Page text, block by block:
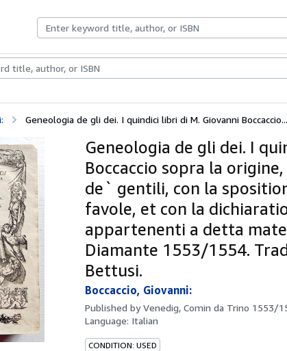
Rare BooksArt & Collectibles
Geneologia de gli dei. I quindici libri di M. Giovanni Boccaccio...
Geneologia de gli dei. I
Boccaccio sopra la
de` gentili, con la
favole, et con la
appartenenti a detta
Diamante 1553/1554.
Bettusi.
Boccaccio, Giovanni:
Published byVenedig, Comin da Trino 1553/
Language: Italian
CONDITION: USED